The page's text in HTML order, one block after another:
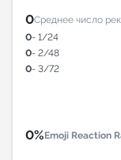
0Среднее число
0- 1/24
0- 2/48
0- 3/72
0%Emoji Reaction